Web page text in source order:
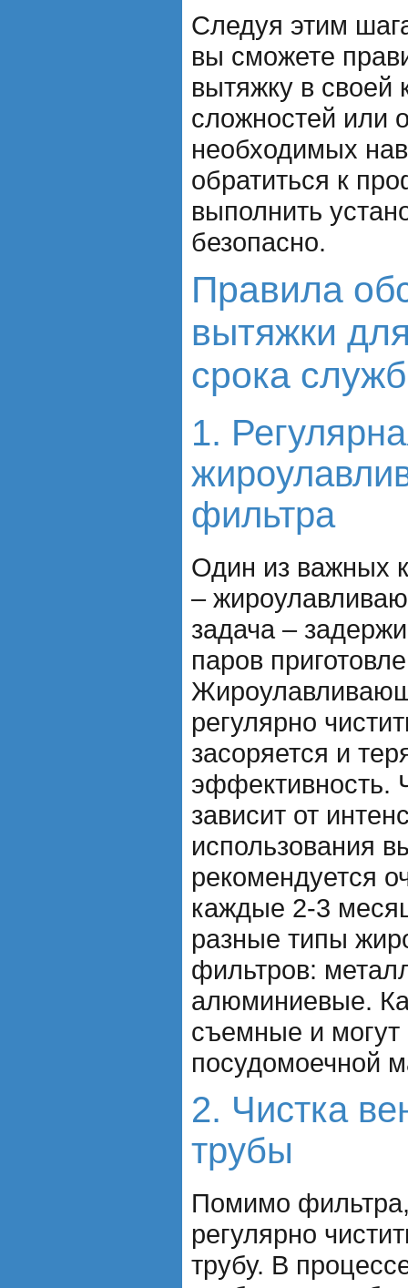
Следуя этим
вы сможете
вытяжку в своей
сложностей или
необходимых
обратиться к
выполнить
безопасно.
Правила
вытяжки
срока
1.
фильтра
Один из важных
–
задача –
паров
регулярно
засоряется и
эффективность.
зависит от
использования
рекомендуется
каждые 2-3
разные типы
фильтров:
алюминиевые.
съемные и
посудомоечной
2. Чистка
трубы
Помимо
регулярно
трубу. В